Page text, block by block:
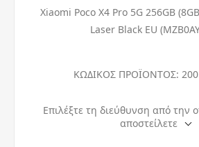
Xiaomi Poco X4 Pro 5G 256GB
Laser Black EU
ΚΩΔΙΚΟΣ ΠΡΟΪΟΝΤΟΣ:
Επιλέξτε τη διεύθυνση από την
αποστείλετε